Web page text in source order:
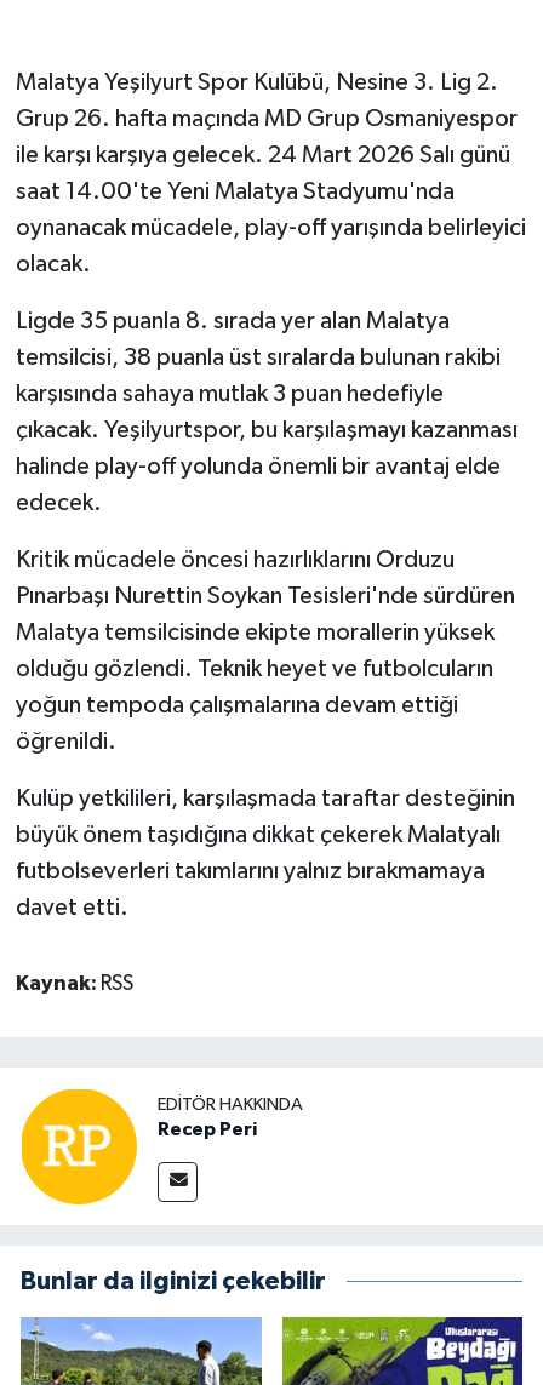
Malatya Yeşilyurt Spor Kulübü, Nesine 3. Lig 2.
Grup 26. hafta maçında MD Grup Osmaniyespor
ile karşı karşıya gelecek. 24 Mart 2026 Salı günü
saat 14.00'te Yeni Malatya Stadyumu'nda
oynanacak mücadele, play-off yarışında belirleyici
olacak.
Ligde 35 puanla 8. sırada yer alan Malatya
temsilcisi, 38 puanla üst sıralarda bulunan rakibi
karşısında sahaya mutlak 3 puan hedefiyle
çıkacak. Yeşilyurtspor, bu karşılaşmayı kazanması
halinde play-off yolunda önemli bir avantaj elde
edecek.
Kritik mücadele öncesi hazırlıklarını Orduzu
Pınarbaşı Nurettin Soykan Tesisleri'nde sürdüren
Malatya temsilcisinde ekipte morallerin yüksek
olduğu gözlendi. Teknik heyet ve futbolcuların
yoğun tempoda çalışmalarına devam ettiği
öğrenildi.
Kulüp yetkilileri, karşılaşmada taraftar desteğinin
büyük önem taşıdığına dikkat çekerek Malatyalı
futbolseverleri takımlarını yalnız bırakmamaya
davet etti.
Kaynak: RSS
EDITÖR HAKKINDA
Recep Peri
Bunlar da ilginizi çekebilir